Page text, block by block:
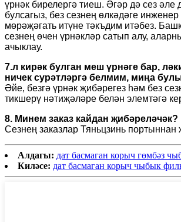
үрнәк бирелергә тиеш. Әгәр дә сез әле
булсагыз, без сезнең өлкәдәге
мөрәҗәгать итүне тәкъдим итәбез.
сезнең өчен үрнәкләр сатып алу,
ачыклау.
7.л кирәк булган меш үрнәге бар,
ничек сурәтләргә белмим, миңа
Әйе, безгә үрнәк җибәрегез һәм без
тикшерү нәтиҗәләре белән элемтәгә
8. Минем заказ кайдан җибәреләчәк?
Сезнең заказлар Тяньцзинь портыннан
Алдагы: дат басмаган корыч гөмбәз
Киләсе: дат басмаган корыч чыбык